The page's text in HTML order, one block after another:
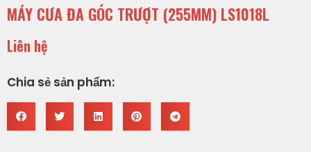
MÁY CƯA ĐA GÓC TRƯỢT (255MM) LS1018L
Liên hệ
Chia sẻ sản phẩm: